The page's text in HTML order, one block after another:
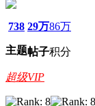
738
主题
29万
帖子
86万
积分
超级VIP